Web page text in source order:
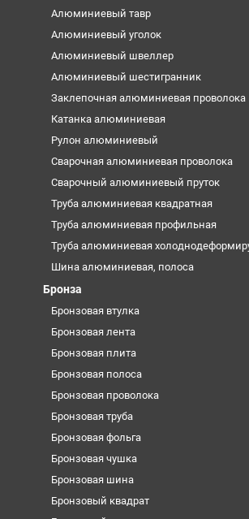
Алюминиевый тавр
Алюминиевый уголок
Алюминиевый швеллер
Алюминиевый шестигранник
Заклепочная алюминиевая проволока
Катанка алюминиевая
Рулон алюминиевый
Сварочная алюминиевая проволока
Сварочный алюминиевый пруток
Труба алюминиевая квадратная
Труба алюминиевая профильная
Труба алюминиевая
Шина алюминиевая, полоса
Бронза
Бронзовая втулка
Бронзовая лента
Бронзовая плита
Бронзовая полоса
Бронзовая проволока
Бронзовая труба
Бронзовая фольга
Бронзовая чушка
Бронзовая шина
Бронзовый квадрат